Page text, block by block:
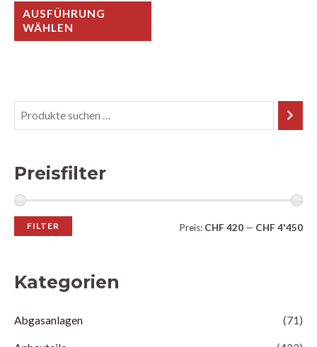
AUSFÜHRUNG
WÄHLEN
Preisfilter
FILTER Preis: CHF 420 — CHF 4'450
Kategorien
Abgasanlagen (71)